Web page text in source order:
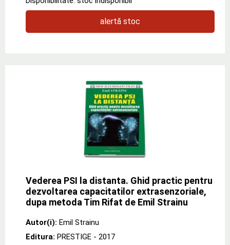
alertă stoc
Vederea PSI la distanta. Ghid practic pentru
dezvoltarea capacitatilor extrasenzoriale,
dupa metoda Tim Rifat de Emil Strainu
Autor(i): Emil Strainu
Editura: PRESTIGE - 2017